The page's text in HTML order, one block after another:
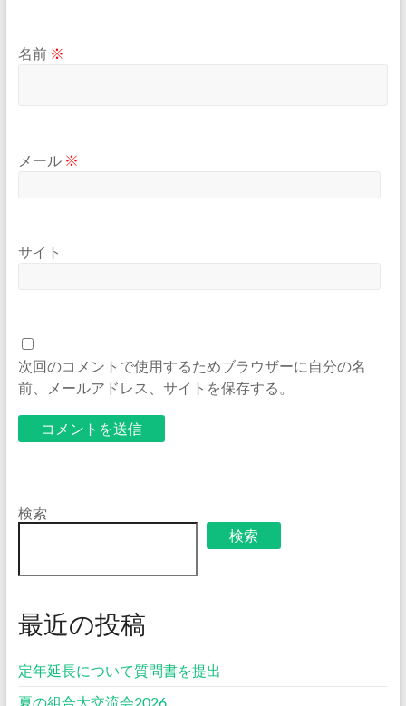
名前 ※
メール ※
サイト
次回のコメントで使用するためブラウザーに自分の名
前、メールアドレス、サイトを保存する。
検索
検索
最近の投稿
定年延長について質問書を提出
夏の組合大交流会2026